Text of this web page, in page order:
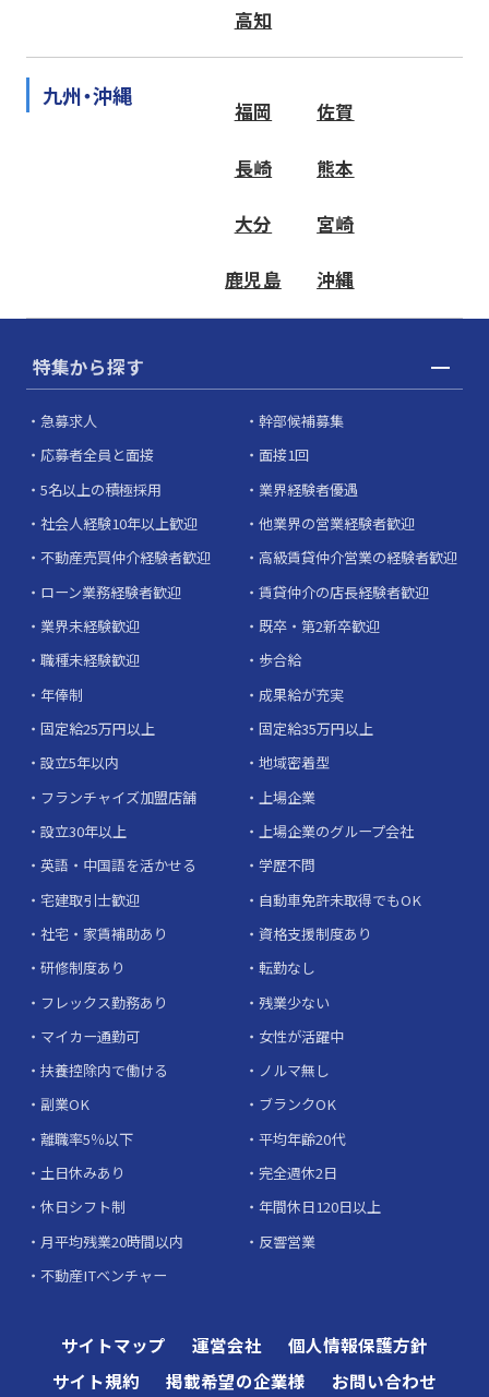
高知
九州・沖縄
福岡 佐賀
長崎 熊本
大分 宮崎
鹿児島 沖縄
特集から探す
急募求人
幹部候補募集
応募者全員と面接
面接1回
5名以上の積極採用
業界経験者優遇
社会人経験10年以上歓迎
他業界の営業経験者歓迎
不動産売買仲介経験者歓迎
高級賃貸仲介営業の経験者歓迎
ローン業務経験者歓迎
賃貸仲介の店長経験者歓迎
業界未経験歓迎
既卒・第2新卒歓迎
職種未経験歓迎
歩合給
年俸制
成果給が充実
固定給25万円以上
固定給35万円以上
設立5年以内
地域密着型
フランチャイズ加盟店舗
上場企業
設立30年以上
上場企業のグループ会社
英語・中国語を活かせる
学歴不問
宅建取引士歓迎
自動車免許未取得でもOK
社宅・家賃補助あり
資格支援制度あり
研修制度あり
転勤なし
フレックス勤務あり
残業少ない
マイカー通勤可
女性が活躍中
扶養控除内で働ける
ノルマ無し
副業OK
ブランクOK
離職率5％以下
平均年齢20代
土日休みあり
完全週休2日
休日シフト制
年間休日120日以上
月平均残業20時間以内
反響営業
不動産ITベンチャー
サイトマップ 運営会社
個人情報保護方針
サイト規約
掲載希望の企業様 お問い合わせ